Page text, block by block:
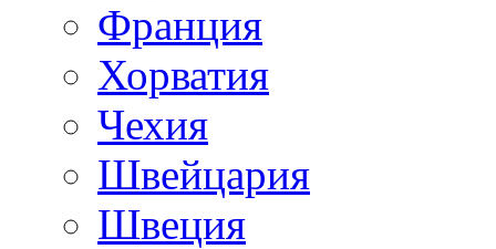
Франция
Хорватия
Чехия
Швейцария
Швеция